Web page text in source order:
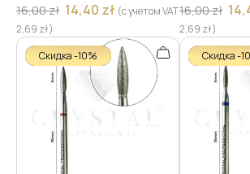
16,00zł 14,40 zł (с учетом VAT
2,69 zł)
16,00zł
2,69 zł)
Скидка -10%
Скидка -